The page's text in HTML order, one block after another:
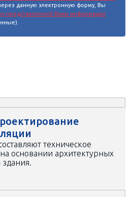
данную электронную форму, Вы
представленной Вами информации
техническое
основании архитектурных